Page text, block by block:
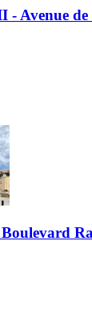
- Avenue